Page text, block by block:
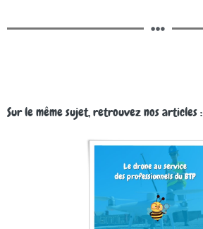
Sur le même sujet, retrouvez nos articles :